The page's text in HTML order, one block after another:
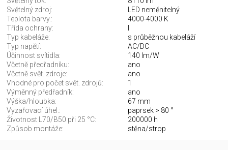
Světelný zdroj:
LED neměnitelný
Teplota barvy.:
4000-4000 K
Třída ochrany:
Typ kabeláže:
s průběžnou kabeláží
Typ napětí:
AC/DC
Účinnost svítidla:
140 lm/W
Včetně předřadníku:
ano
Včetně svět. zdroje:
ano
Vhodné pro počet svět. zdrojů:
1
Výměnný předřadník:
ano
Výška/hloubka:
67 mm
Vyzařovací úhel.:
paprsek > 80 °
Životnost L70/B50 při 25 °C:
200000 h
Způsob montáže:
stěna/strop